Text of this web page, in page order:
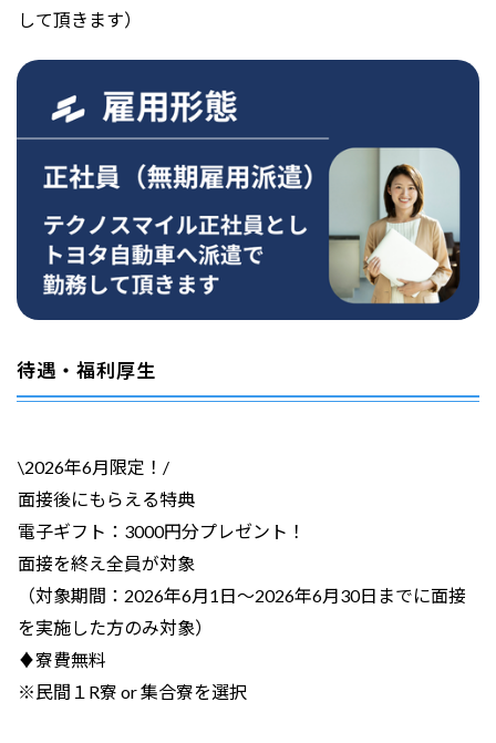
して頂きます）
待遇・福利厚生
\2026年6月限定！/
面接後にもらえる特典
電子ギフト：3000円分プレゼント！
面接を終え全員が対象
（対象期間：2026年6月1日～2026年6月30日までに面接
を実施した方のみ対象）
♦寮費無料
※民間１R寮 or 集合寮を選択